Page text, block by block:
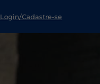
Login/Cadastre-se